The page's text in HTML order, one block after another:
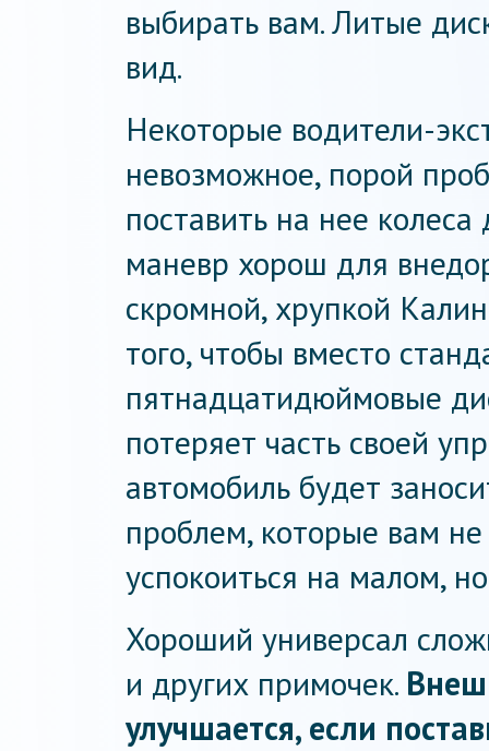
выбирать вам. Литые
вид.
Некоторые водители-
невозможное, порой
поставить на нее
маневр хорош для
скромной, хрупкой
того, чтобы вместо
пятнадцатидюймовые
потеряет часть своей
автомобиль будет
проблем, которые вам
успокоиться на малом,
Хороший универсал
и других примочек.
улучшается, если